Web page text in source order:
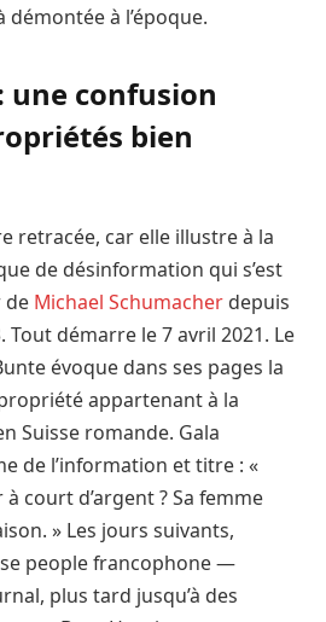
à l’époque.
une confusion
bien
retracée, car elle illustre à la
de désinformation qui s’est
de Michael Schumacher depuis
Tout démarre le 7 avril 2021. Le
évoque dans ses pages la
appartenant à la
Suisse romande. Gala
de l’information et titre : «
court d’argent ? Sa femme
» Les jours suivants,
people francophone —
plus tard jusqu’à des